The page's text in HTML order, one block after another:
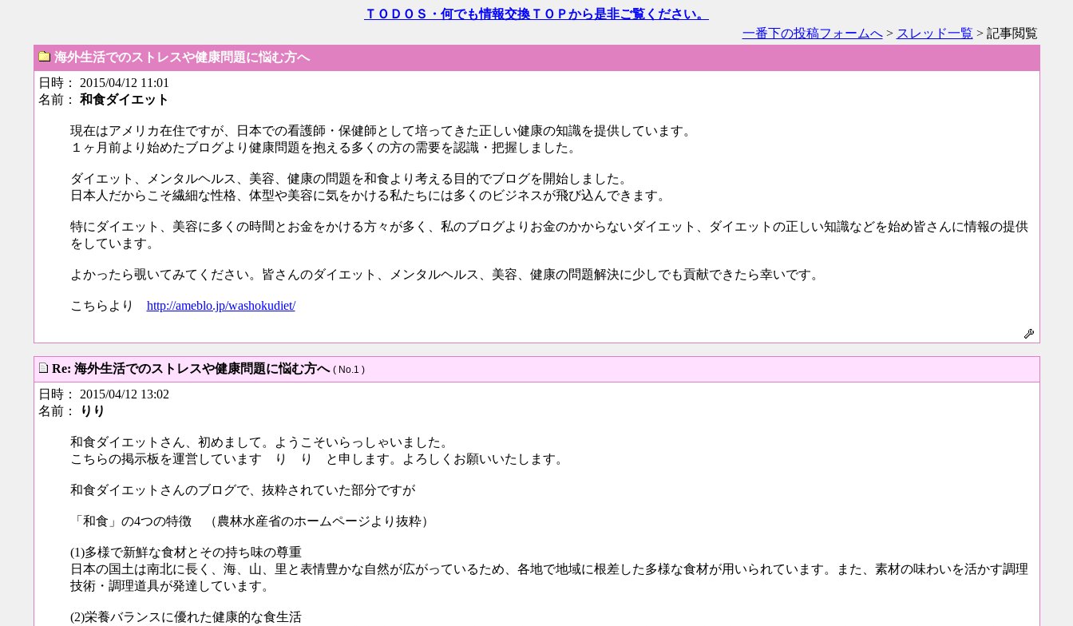
ＴＯＤＯＳ・何でも情報交換ＴＯＰから是非ご覧ください。
一番下の投稿フォームへ> スレッド一覧 > 記事閲覧
海外生活でのストレスや健康問題に悩む方へ
日時： 2015/04/12 11:01
名前： 和食ダイエット
現在はアメリカ在住ですが、日本での看護師・保健師として培ってきた正しい健康の知識を提供しています。
１ヶ月前より始めたブログより健康問題を抱える多くの方の需要を認識・把握しました。
ダイエット、メンタルヘルス、美容、健康の問題を和食より考える目的でブログを開始しました。
日本人だからこそ繊細な性格、体型や美容に気をかける私たちには多くのビジネスが飛び込んできます。
特にダイエット、美容に多くの時間とお金をかける方々が多く、私のブログよりお金のかからないダイエット、ダイエットの正しい知識などを始め皆さんに情報の提供
をしています。
よかったら覗いてみてください。皆さんのダイエット、メンタルヘルス、美容、健康の問題解決に少しでも貢献できたら幸いです。
こちらより http://ameblo.jp/washokudiet/
Re: 海外生活でのストレスや健康問題に悩む方へ ( No.1 )
日時： 2015/04/12 13:02
名前：
りり
和食ダイエットさん、初めまして。ようこそいらっしゃいました。
こちらの掲示板を運営しています り り と申します。よろしくお願いいたします。
和食ダイエットさんのブログで、抜粋されていた部分ですが
「和食」の4つの特徴 （農林水産省のホームページより抜粋）
(1)多様で新鮮な食材とその持ち味の尊重
日本の国土は南北に長く、海、山、里と表情豊かな自然が広がっているため、各地で地域に根差した多様な食材が用いられています。また、素材の味わいを活かす調理
技術・調理道具が発達しています。
(2)栄養バランスに優れた健康的な食生活